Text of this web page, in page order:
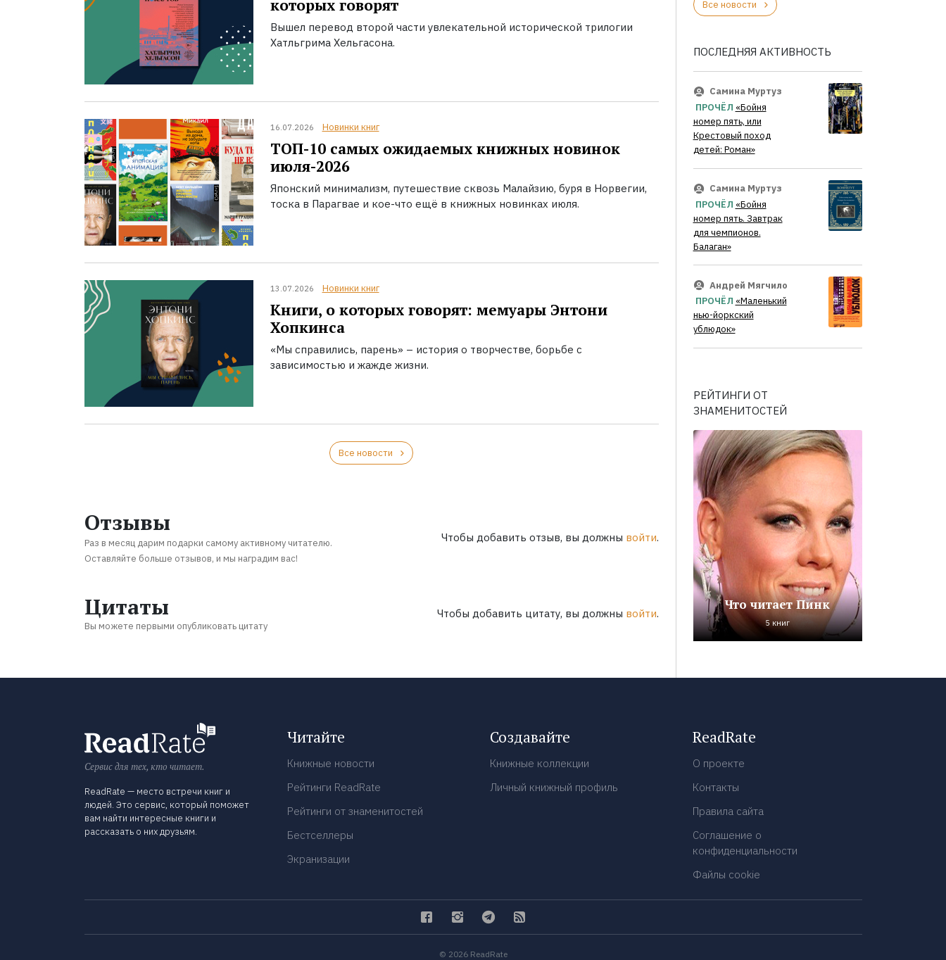
которых говорят
Вышел перевод второй части увлекательной исторической трилогии
Хатльгрима Хельгасона.
16.07.2026 Новинки книг
ТОП-10 самых ожидаемых книжных новинок
июля-2026
Японский минимализм, путешествие сквозь Малайзию, буря в Норвегии,
тоска в Парагвае и кое-что ещё в книжных новинках июля.
13.07.2026 Новинки книг
Книги, о которых говорят: мемуары Энтони
Хопкинса
«Мы справились, парень» – история о творчестве, борьбе с
зависимостью и жажде жизни.
Все новости
Отзывы
Раз в месяц дарим подарки самому активному читателю.
Оставляйте больше отзывов, и мы наградим вас!
Чтобы добавить отзыв, вы должны войти.
Цитаты
Вы можете первыми опубликовать цитату
Чтобы добавить цитату, вы должны войти.
Все новости
ПОСЛЕДНЯЯ АКТИВНОСТЬ
Самина Муртуз
ПРОЧЁЛ «Бойня
номер пять, или
Крестовый поход
детей: Роман»
Самина Муртуз
ПРОЧЁЛ «Бойня
номер пять. Завтрак
для чемпионов.
Балаган»
Андрей Мягчило
ПРОЧЁЛ «Маленький
нью-йоркский
ублюдок»
РЕЙТИНГИ ОТ
ЗНАМЕНИТОСТЕЙ
Что читает Пинк
5 книг
Сервис для тех, кто читает.
ReadRate — место встречи книг и
людей. Это сервис, который поможет
вам найти интересные книги и
рассказать о них друзьям.
Читайте
Книжные новости
Рейтинги ReadRate
Рейтинги от знаменитостей
Бестселлеры
Экранизации
Создавайте
Книжные коллекции
Личный книжный профиль
ReadRate
О проекте
Контакты
Правила сайта
Соглашение о
конфиденциальности
Файлы cookie
© 2026 ReadRate